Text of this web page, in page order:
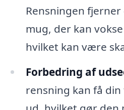
Rensningen
mug, der kan
hvilket kan være
Forbedring af
rensning kan få